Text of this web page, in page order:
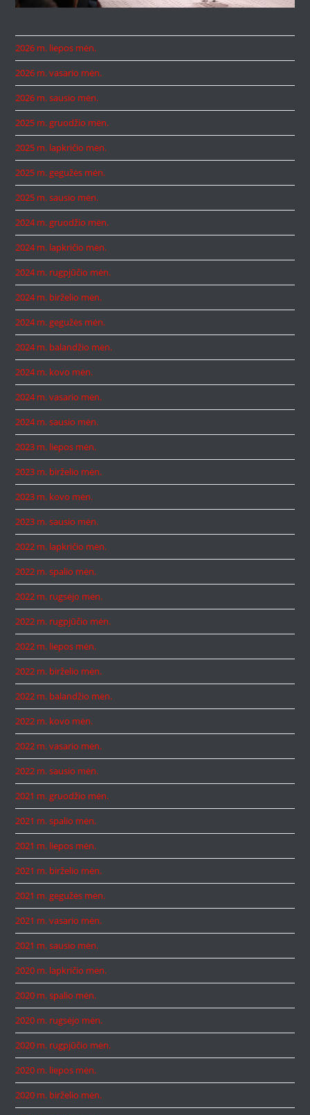
2026 m. liepos mėn.
2026 m. vasario mėn.
2026 m. sausio mėn.
2025 m. gruodžio mėn.
2025 m. lapkričio mėn.
2025 m. gegužės mėn.
2025 m. sausio mėn.
2024 m. gruodžio mėn.
2024 m. lapkričio mėn.
2024 m. rugpjūčio mėn.
2024 m. birželio mėn.
2024 m. gegužės mėn.
2024 m. balandžio mėn.
2024 m. kovo mėn.
2024 m. vasario mėn.
2024 m. sausio mėn.
2023 m. liepos mėn.
2023 m. birželio mėn.
2023 m. kovo mėn.
2023 m. sausio mėn.
2022 m. lapkričio mėn.
2022 m. spalio mėn.
2022 m. rugsėjo mėn.
2022 m. rugpjūčio mėn.
2022 m. liepos mėn.
2022 m. birželio mėn.
2022 m. balandžio mėn.
2022 m. kovo mėn.
2022 m. vasario mėn.
2022 m. sausio mėn.
2021 m. gruodžio mėn.
2021 m. spalio mėn.
2021 m. liepos mėn.
2021 m. birželio mėn.
2021 m. gegužės mėn.
2021 m. vasario mėn.
2021 m. sausio mėn.
2020 m. lapkričio mėn.
2020 m. spalio mėn.
2020 m. rugsėjo mėn.
2020 m. rugpjūčio mėn.
2020 m. liepos mėn.
2020 m. birželio mėn.